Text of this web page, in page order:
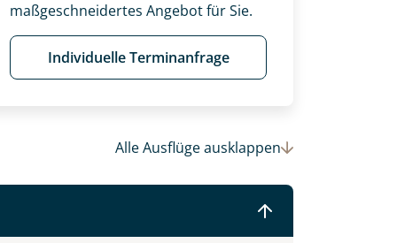
maßgeschneidertes Angebot für Sie.
Individuelle Terminanfrage
Alle Ausflügeausklappen
Wunschtermine für die Reise
gestalten wir Ihre